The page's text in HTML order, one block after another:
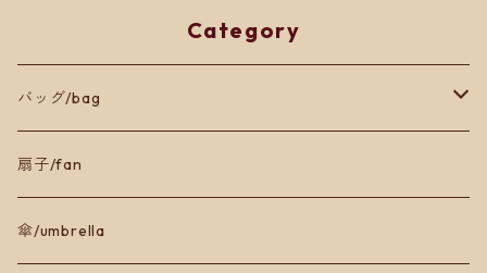
Category
バッグ/bag
トートバッグ
ショルダーバッグ
扇子/fan
傘/umbrella